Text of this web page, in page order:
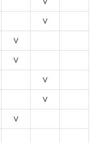
V
V
V
V
V
V